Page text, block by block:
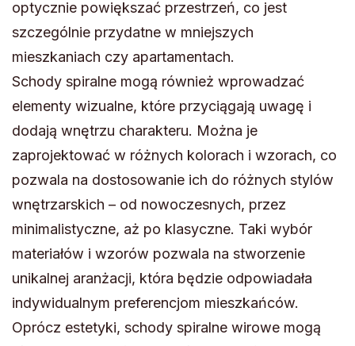
optycznie powiększać przestrzeń, co jest
szczególnie przydatne w mniejszych
mieszkaniach czy apartamentach.
Schody spiralne mogą również wprowadzać
elementy wizualne, które przyciągają uwagę i
dodają wnętrzu charakteru. Można je
zaprojektować w różnych kolorach i wzorach, co
pozwala na dostosowanie ich do różnych stylów
wnętrzarskich – od nowoczesnych, przez
minimalistyczne, aż po klasyczne. Taki wybór
materiałów i wzorów pozwala na stworzenie
unikalnej aranżacji, która będzie odpowiadała
indywidualnym preferencjom mieszkańców.
Oprócz estetyki, schody spiralne wirowe mogą